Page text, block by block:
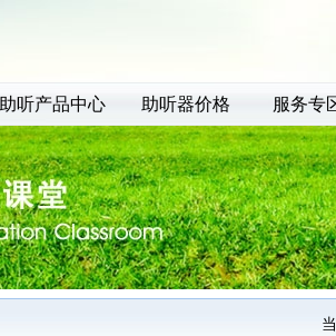
助听产品中心 助听器价格 服务专